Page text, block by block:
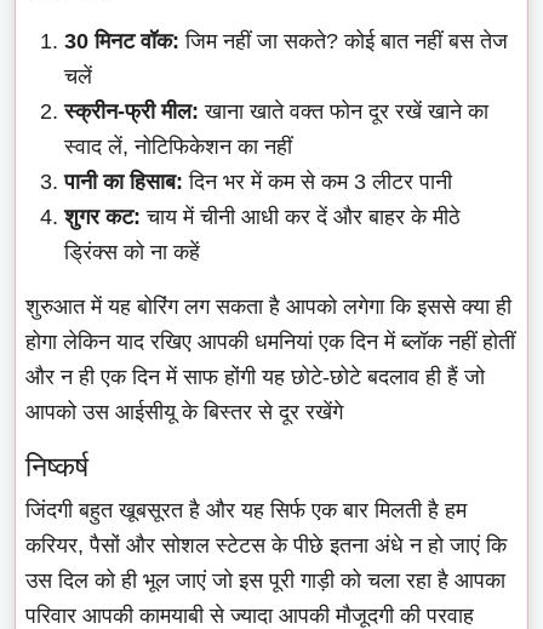
30 मिनट वॉक: जिम नहीं जा सकते? कोई बात नहीं बस तेज
चलें
स्क्रीन-फ्री मील: खाना खाते वक्त फोन दूर रखें खाने का
स्वाद लें, नोटिफिकेशन का नहीं
पानी का हिसाब: दिन भर में कम से कम 3 लीटर पानी
शुगर कट: चाय में चीनी आधी कर दें और बाहर के मीठे
ड्रिंक्स को ना कहें
शुरुआत में यह बोरिंग लग सकता है आपको लगेगा कि इससे क्या ही
होगा लेकिन याद रखिए आपकी धमनियां एक दिन में ब्लॉक नहीं होतीं
और न ही एक दिन में साफ होंगी यह छोटे-छोटे बदलाव ही हैं जो
आपको उस आईसीयू के बिस्तर से दूर रखेंगे
निष्कर्ष
जिंदगी बहुत खूबसूरत है और यह सिर्फ एक बार मिलती है हम
करियर, पैसों और सोशल स्टेटस के पीछे इतना अंधे न हो जाएं कि
उस दिल को ही भूल जाएं जो इस पूरी गाड़ी को चला रहा है आपका
परिवार आपकी कामयाबी से ज्यादा आपकी मौजूदगी की परवाह